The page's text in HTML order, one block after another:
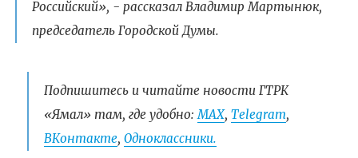
Российский», - рассказал Владимир Мартынюк,
председатель Городской Думы.
Подпишитесь и читайте новости ГТРК
«Ямал» там, где удобно: МАХ, Telegram,
ВКонтакте, Одноклассники.